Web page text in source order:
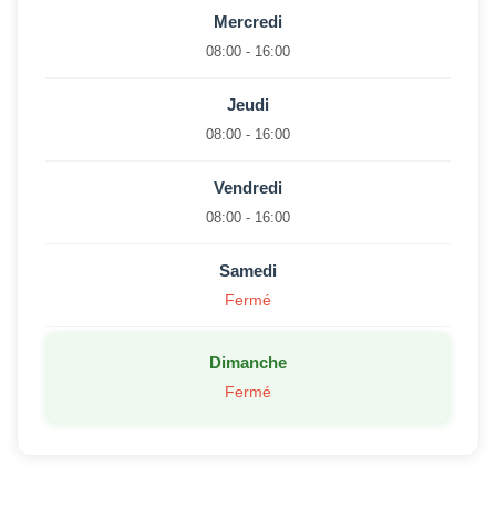
Mercredi
08:00 - 16:00
Jeudi
08:00 - 16:00
Vendredi
08:00 - 16:00
Samedi
Fermé
Dimanche
Fermé